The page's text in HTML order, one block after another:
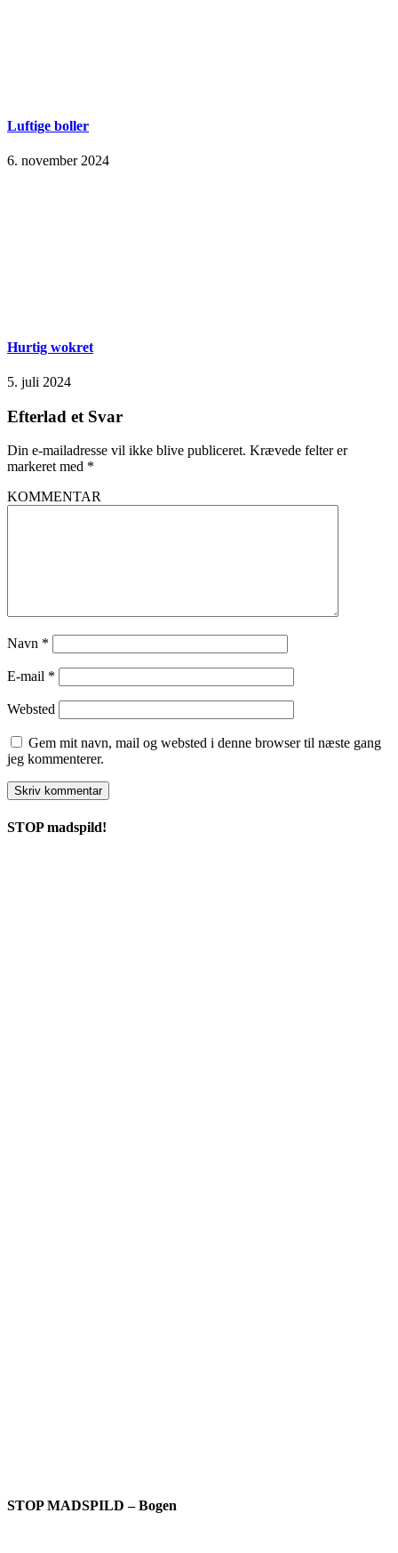
Luftige boller
6. november 2024
Hurtig wokret
5. juli 2024
Efterlad et Svar
Din e-mailadresse vil ikke blive publiceret. Krævede felter er
markeret med *
KOMMENTAR
Navn *
E-mail *
Websted
Gem mit navn, mail og websted i denne browser til næste gang
jeg kommenterer.
STOP madspild!
STOP MADSPILD – Bogen